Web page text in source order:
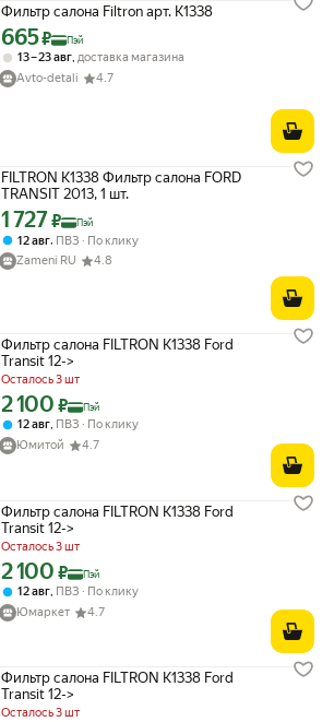
Фильтр салона Filtron арт. K1338
Цена с картой Яндекс Пэй 665 ₽ вместо
665₽ Пэй
13 – 23 авг доставка магазина
Avto-detali
4.7
FILTRON K1338 Фильтр салона FORD
TRANSIT 2013, 1 шт.
Цена с картой Яндекс Пэй 1727 ₽ вместо
1 727₽ Пэй
12 авг, ПВЗ
По клику
Zameni RU
4.8
Фильтр салона FILTRON K1338 Ford
Transit 12->
Осталось 3 шт
Цена с картой Яндекс Пэй 2100 ₽ вместо
2 100 ₽ Пэй
12 авг, ПВЗ
По клику
Юмитой
4.7
Фильтр салона FILTRON K1338 Ford
Transit 12->
Осталось 3 шт
Цена с картой Яндекс Пэй 2100 ₽ вместо
2 100 ₽ Пэй
12 авг ПВЗ
По клику
Юмаркет
4.7
Фильтр салона FILTRON K1338 Ford
Transit 12->
Осталось 3 шт